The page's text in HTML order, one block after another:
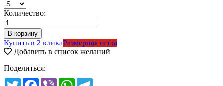
Количество:
Купить в 2 кликаРазмерная сетка
Добавить в список желаний
Поделиться:
TwitterFacebook
Viber WhatsApp